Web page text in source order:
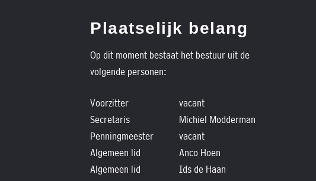
Plaatselijk belang
Op dit moment bestaat het bestuur uit de
volgende personen:
Voorzitter
vacant
Secretaris
Michiel Modderman
Penningmeester
vacant
Algemeen lid
Anco Hoen
Algemeen lid
Ids de Haan